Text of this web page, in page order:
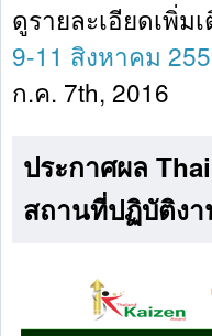
ดูรายละเอียดเพิ่ม
9-11 สิงหาคม
ก.ค. 7th, 2016
ประกาศผล
สถานที่ปฏิบัติงา